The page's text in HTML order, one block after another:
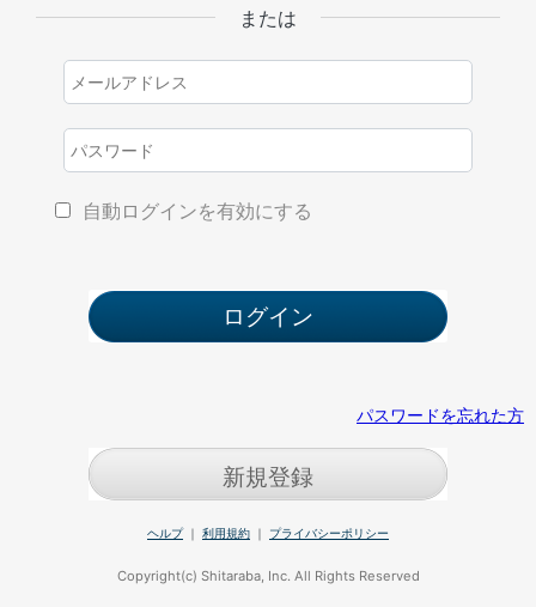
または
自動ログインを有効にする
パスワードを忘れた方
新規登録
ヘルプ｜ 利用規約 ｜ プライバシーポリシー
Copyright(c) Shitaraba, Inc. All Rights Reserved